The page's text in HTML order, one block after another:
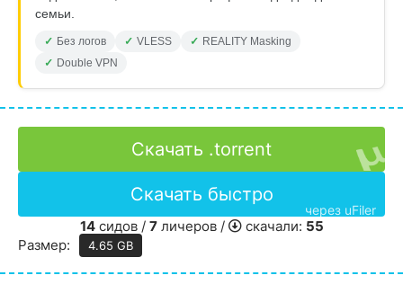
семьи.
Без логов VLESS
REALITY Masking
Double VPN
Скачать .torrent
Скачать быстро
через uFiler
14сидов / 7личеров / скачали: 55
Размер:
4.65 GB